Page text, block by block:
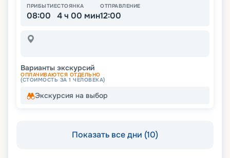
ПРИБЫТИЕ
08:00
СТОЯНКА
4 ч 00 мин
ОТПРАВЛЕНИЕ
12:00
Варианты экскурсий
ОПЛАЧИВАЮТСЯ ОТДЕЛЬНО
(СТОИМОСТЬ ЗА 1 ЧЕЛОВЕКА)
Экскурсия на выбор
Показать все дни (10)